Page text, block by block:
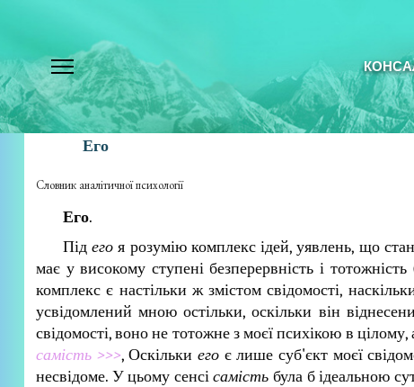
Его
Словник аналітичної психології
Его.
Підего я розумію комплекс ідей, уявлень, що
має у високому ступені безперервність і
комплекс є настільки ж змістом свідомості,
усвідомлений мною остільки, оскільки він
свідомості, воно не тотожне з моєї психікою в
самість >>>, Оскільки его є лише суб'єкт моєї
несвідоме. У цьому сенсісамість була б ідеальною